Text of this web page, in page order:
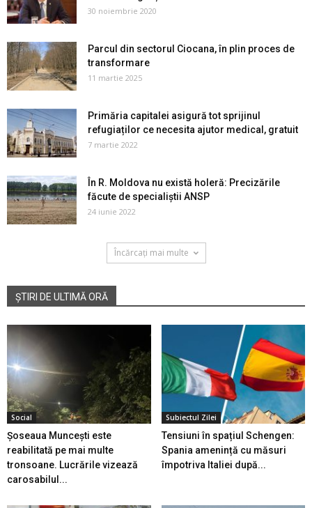
30 noiembrie 2020
Parcul din sectorul Ciocana, în plin proces de
transformare
11 martie 2025
Primăria capitalei asigură tot sprijinul
refugiaților ce necesita ajutor medical, gratuit
7 martie 2022
În R. Moldova nu există holeră: Precizările
făcute de specialiștii ANSP
24 iunie 2022
Încărcați mai multe
ȘTIRI DE ULTIMĂ ORĂ
Social
Șoseaua Muncești este
reabilitată pe mai multe
tronsoane. Lucrările vizează
carosabilul...
Subiectul Zilei
Tensiuni în spațiul Schengen:
Spania amenință cu măsuri
împotriva Italiei după...